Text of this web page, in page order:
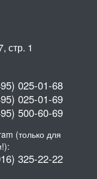
стр. 1
025-01-68
025-01-69
500-60-69
(только для
325-22-22